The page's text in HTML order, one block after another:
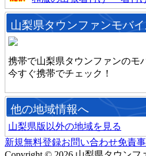
山梨県タウンファンモバ
携帯で山梨県タウンファンのモ
今すぐ携帯でチェック！
他の地域情報へ
山梨県版以外の地域を見る
新規無料登録お問い合わせ免責